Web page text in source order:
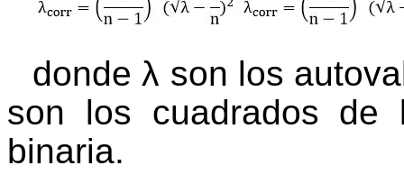
donde λ son los
son los cuadrados de
binaria.